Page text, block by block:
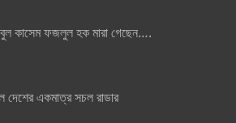
কাসেম ফজলুল হক মারা গেছেন….
দেশের একমাত্র সচল রাডার